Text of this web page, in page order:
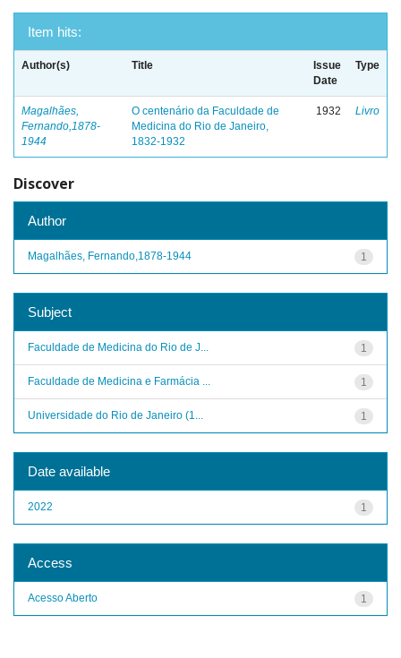
Item hits:
Author(s) Title
Issue
Date
Type
Magalhães,
Fernando,1878-
1944
O centenário da Faculdade de
Medicina do Rio de Janeiro,
1832-1932
1932 Livro
Discover
Author
1
Magalhães, Fernando,1878-1944
Subject
1
Faculdade de Medicina do Rio de J...
1
Faculdade de Medicina e Farmácia ...
1
Universidade do Rio de Janeiro (1...
Date available
1
2022
Access
1
Acesso Aberto